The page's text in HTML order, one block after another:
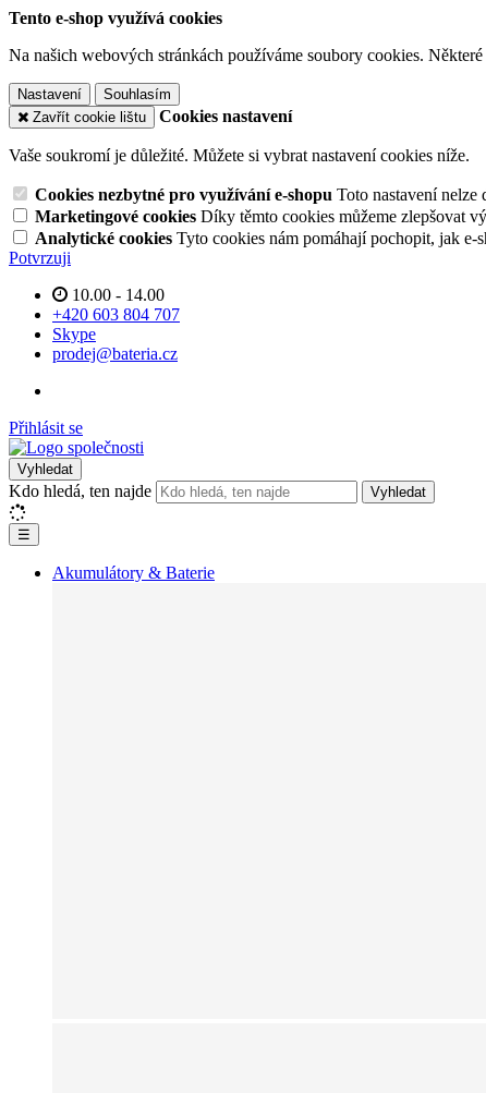
Tento e-shop využívá cookies
Na našich webových stránkách používáme soubory cookies.
Nastavení
Souhlasím
Zavřít cookie lištu
Cookies nastavení
Vaše soukromí je důležité. Můžete si vybrat nastavení cookies níže.
Cookies nezbytné pro využívání e-shopu Toto nastavení nelze
Marketingové cookies Díky těmto cookies můžeme zlepšovat
Analytické cookies Tyto cookies nám pomáhají pochopit, jak e-
Potvrzuji
10.00 - 14.00
+420 603 804 707
Skype
prodej@bateria.cz
Přihlásit se
Vyhledat
Kdo hledá, ten najde Vyhledat
☰
Akumulátory & Baterie